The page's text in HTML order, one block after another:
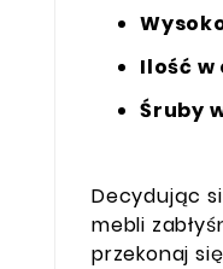
Ilość
Śruby
Decydując
mebli
przekonaj